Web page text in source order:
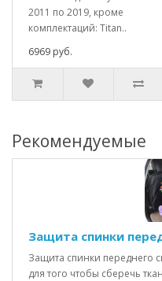
2011 по 2019, кроме
комплектаций: Titan..
6969 руб.
Рекомендуемые
Защита спинки
Защита спинки переднего
для того чтобы сберечь